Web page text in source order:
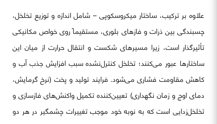
علاوه بر ترکیب، ساختار میکروسکوپی – شامل اندازه و توزیع تخلخل،
چسبندگی بین ذرات و فازهای بلوری، مستقیماً روی خواص مکانیکی
تأثیرگذار است، زیرا مسیرهای شکست و انتقال حرارت از میان این
ساختارها عبور می‌کنند؛ تخلخل کنترل‌نشده سبب افزایش جذب آب و
کاهش مقاومت فشاری می‌شود. فرایند تولید و پخت (نرخ گرمایش،
دمای اوج و زمان نگهداری) تعیین‌کننده تکمیل واکنش‌های فازسازی و
تخلخل‌زدایی است که به نوبه خود موجب تغییرات چشمگیر در هر دو